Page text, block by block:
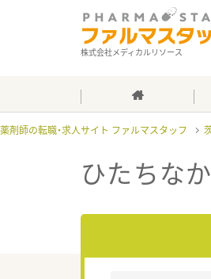
株式会社メディカルリソース
薬剤師の転職・求人サイト ファルマスタッフ
ひたちな